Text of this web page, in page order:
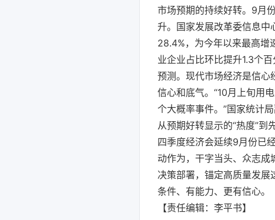
市场预期的持续好转。9月
升。国家发展改革委信息中
28.4%，为今年以来最高增
业企业占比环比提升1.3个
预测。现代市场经济是信
信心和底气。“10月上旬用
个大概率事件。”国家统计
从预期好转显示的“热度”到
四季度经济会延续9月份已
动作为，干字当头、众志成
决策部署，锚定高质量发
条件、有能力、更有信心。
【责任编辑：李平书】